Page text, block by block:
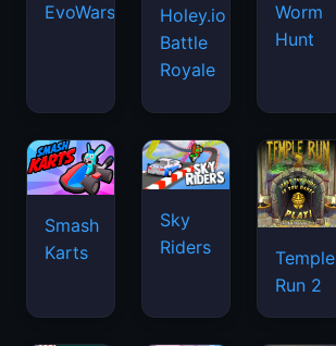
EvoWars.io
Holey.io
Battle
Royale
Worm
Hunt
Smash
Karts
Sky
Riders
Temple
Run 2